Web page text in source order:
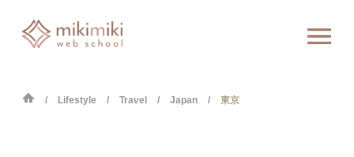
Lifestyle Travel Japan 東京